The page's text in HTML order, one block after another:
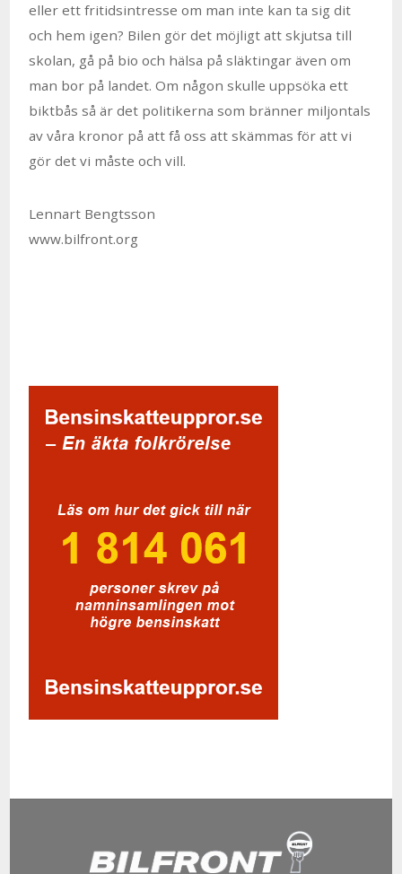
eller ett fritidsintresse om man inte kan ta sig dit
och hem igen? Bilen gör det möjligt att skjutsa till
skolan, gå på bio och hälsa på släktingar även om
man bor på landet. Om någon skulle uppsöka ett
biktbås så är det politikerna som bränner miljontals
av våra kronor på att få oss att skämmas för att vi
gör det vi måste och vill.
Lennart Bengtsson
www.bilfront.org